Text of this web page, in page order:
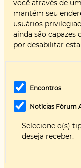
você através de
mantém seu
usuários
ainda são
por desabilitar
Encontros
Notícias Fórum
Selecione o(s)
deseja receber.